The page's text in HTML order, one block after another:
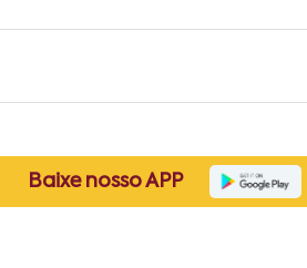
Baixe nosso APP